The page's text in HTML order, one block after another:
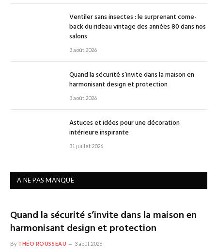
Ventiler sans insectes : le surprenant come-
back du rideau vintage des années 80 dans nos
salons
3 août 2026
Quand la sécurité s’invite dans la maison en
harmonisant design et protection
3 août 2026
Astuces et idées pour une décoration
intérieure inspirante
31 juillet 2026
A NE PAS MANQUE
Quand la sécurité s’invite dans la maison en
harmonisant design et protection
By THÉO ROUSSEAU 3 août 2026